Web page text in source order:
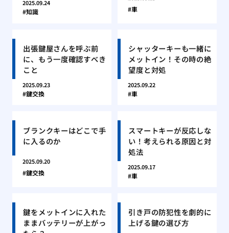
2025.09.24
知識 車
出張鍵屋さんを呼ぶ前
に、もう一度確認すべき
こと
2025.09.23
鍵交換
シャッターキーも一緒に
メットイン！その時の絶
望度と対処
2025.09.22
車
ブランクキーはどこで手
に入るのか
2025.09.20
鍵交換
スマートキーが反応しな
い！考えられる原因と対
処法
2025.09.17
車
鍵をメットインに入れた
ままバッテリーが上がっ
引き戸の防犯性を劇的に
上げる鍵の選び方